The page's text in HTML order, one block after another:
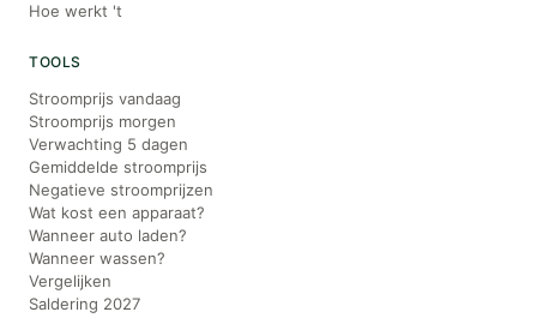
Hoe werkt 't
TOOLS
Stroomprijs vandaag
Stroomprijs morgen
Verwachting 5 dagen
Gemiddelde stroomprijs
Negatieve stroomprijzen
Wat kost een apparaat?
Wanneer auto laden?
Wanneer wassen?
Vergelijken
Saldering 2027